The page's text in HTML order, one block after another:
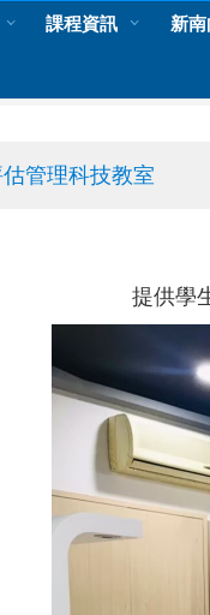
課程資訊 新
管理科技教室
提供學